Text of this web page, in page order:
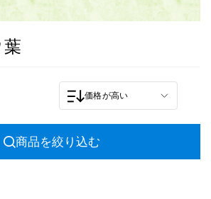
価格が高い
商品を絞り込む